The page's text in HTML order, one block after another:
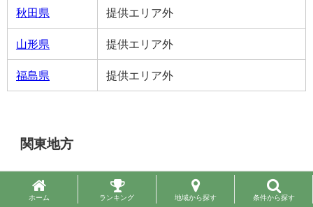
秋田県 提供エリア外
山形県 提供エリア外
福島県 提供エリア外
関東地方
茨城県 提供エリア外